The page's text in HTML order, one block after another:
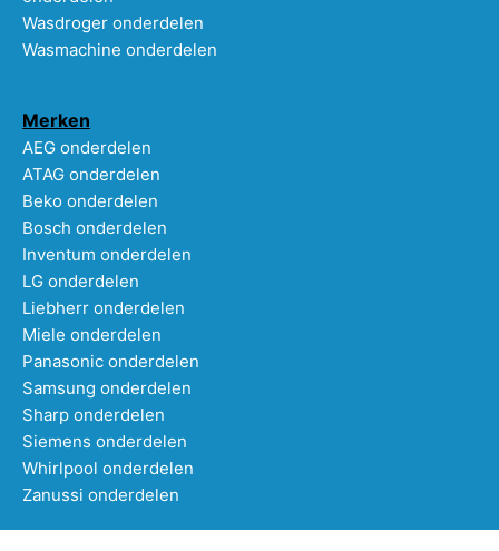
Wasdroger onderdelen
Wasmachine onderdelen
Merken
AEG onderdelen
ATAG onderdelen
Beko onderdelen
Bosch onderdelen
Inventum onderdelen
LG onderdelen
Liebherr onderdelen
Miele onderdelen
Panasonic onderdelen
Samsung onderdelen
Sharp onderdelen
Siemens onderdelen
Whirlpool onderdelen
Zanussi onderdelen